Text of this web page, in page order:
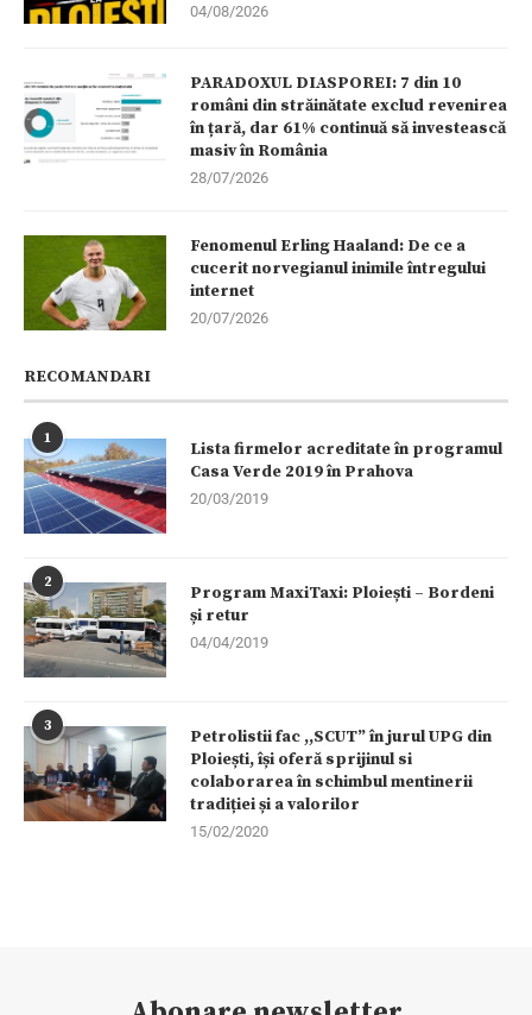
04/08/2026
PARADOXUL DIASPOREI: 7 din 10
români din străinătate exclud revenirea
în țară, dar 61% continuă să investească
masiv în România
28/07/2026
Fenomenul Erling Haaland: De ce a
cucerit norvegianul inimile întregului
internet
20/07/2026
RECOMANDARI
1
Lista firmelor acreditate în programul
Casa Verde 2019 în Prahova
20/03/2019
2
Program MaxiTaxi: Ploiești – Bordeni
și retur
04/04/2019
3
Petrolistii fac ,,SCUT” în jurul UPG din
Ploiești, își oferă sprijinul si
colaborarea în schimbul mentinerii
tradiției și a valorilor
15/02/2020